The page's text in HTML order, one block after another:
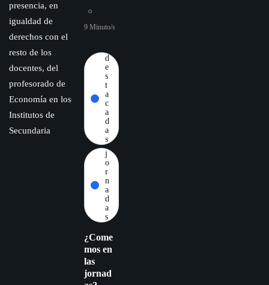
presencia, en
igualdad de
derechos con el
resto de los
docentes, del
profesorado de
Economía en los
Institutos de
Secundaria
9 Minuto/s
d
e
s
t
a
c
a
d
a
s
j
o
r
n
a
d
a
s
¿Come
mos en
las
jornad